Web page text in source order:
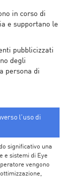
in corso di
e supportano le
pubblicizzati
degli
persona di
l'uso di
significativo una
e sistemi di Eye
vengono